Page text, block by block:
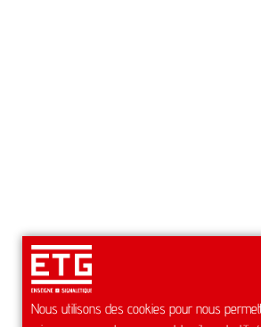
Nous utilisons des cookies pour nous